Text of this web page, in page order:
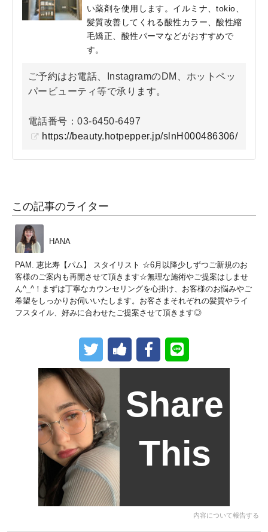
い薬剤を使用します。イルミナ、tokio、
髪質改善してくれる酸性カラー、酸性縮
毛矯正、酸性パーマなどがおすすめで
す。
ご予約はお電話、InstagramのDM、ホットペッ
パービューティ等で承ります。
電話番号：03-6450-6497
https://beauty.hotpepper.jp/slnH000486306/
この記事のライター
HANA
PAM. 恵比寿【パム】 スタイリスト ☆6月以降少しずつご新規のお
客様のご案内も再開させて頂きます☆無理な施術やご提案はしませ
ん^_^！まずは丁寧なカウンセリングを心掛け、お客様のお悩みやご
希望をしっかりお伺いいたします。お客さまそれぞれの髪質やライ
フスタイル、好みに合わせたご提案させて頂きます◎
Share
This
内容について報告する